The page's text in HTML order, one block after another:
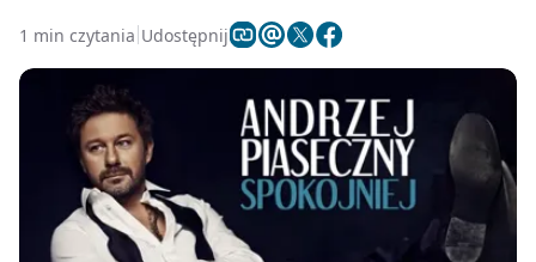
1 min czytania Udostępnij